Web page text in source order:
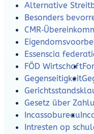
Alternative
Besonders
Essenscia
FÖD Wirtschaft
Gegenseitigkeit
Gesetz über
Incassobureau
Intresten op